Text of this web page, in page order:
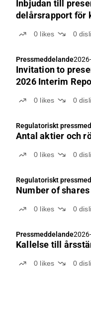
Inbjudan till
delårsrapport för
0 likes 0
Pressmeddelande
Invitation to
2026 Interim
0 likes 0
Regulatoriskt
Antal aktier och
0 likes 0
Regulatoriskt
Number of
0 likes 0
Pressmeddelande
Kallelse till
0 likes 0